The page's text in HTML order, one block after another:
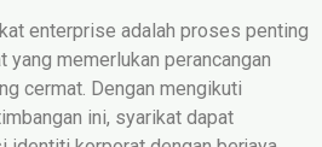
enterprise adalah proses penting
yang memerlukan perancangan
cermat. Dengan mengikuti
ini, syarikat dapat